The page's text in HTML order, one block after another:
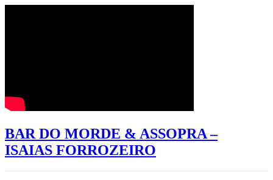
BAR DO MORDE & ASSOPRA –
ISAIAS FORROZEIRO